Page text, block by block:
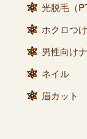
光脱毛（
ホクロつけ
男性向け
ネイル
眉カット